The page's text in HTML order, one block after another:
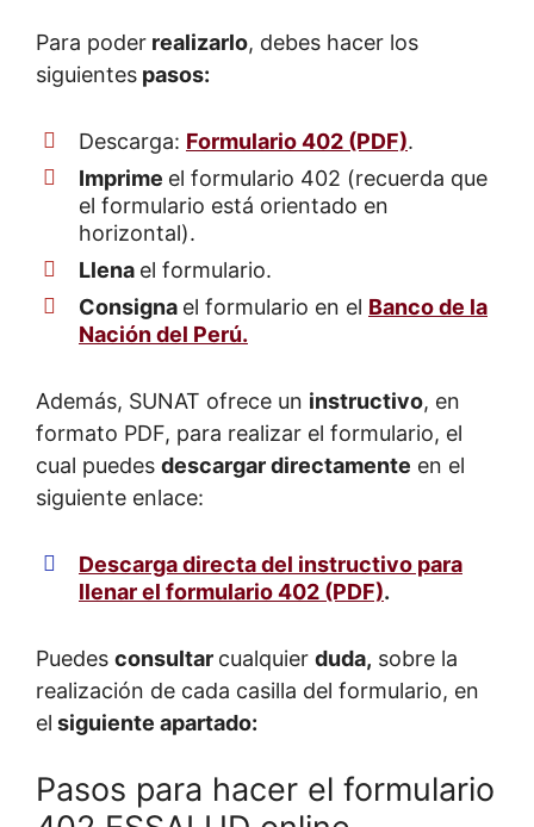
Para poder realizarlo, debes hacer los
siguientes pasos:
Descarga: Formulario 402 (PDF).
Imprime el formulario 402 (recuerda que
el formulario está orientado en
horizontal).
Llena el formulario.
Consigna el formulario en el Banco de la
Nación del Perú.
Además, SUNAT ofrece un instructivo, en
formato PDF, para realizar el formulario, el
cual puedes descargar directamente en el
siguiente enlace:
Descarga directa del instructivo para
llenar el formulario 402 (PDF).
Puedes consultar cualquier duda, sobre la
realización de cada casilla del formulario, en
el siguiente apartado:
Pasos para hacer el formulario